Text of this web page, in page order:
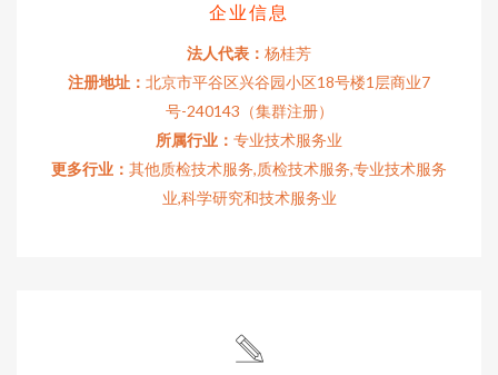
企业信息
法人代表： 杨桂芳
注册地址： 北京市平谷区兴谷园小区18号楼1层商业7
号-240143（集群注册）
所属行业： 专业技术服务业
更多行业： 其他质检技术服务,质检技术服务,专业技术服务
业,科学研究和技术服务业